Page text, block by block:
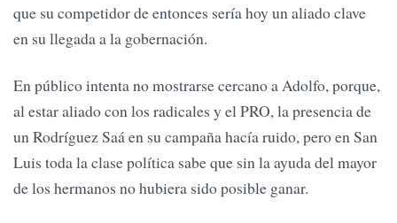
que su competidor de entonces sería hoy un aliado clave
en su llegada a la gobernación.
En público intenta no mostrarse cercano a Adolfo, porque,
al estar aliado con los radicales y el PRO, la presencia de
un Rodríguez Saá en su campaña hacía ruido, pero en San
Luis toda la clase política sabe que sin la ayuda del mayor
de los hermanos no hubiera sido posible ganar.